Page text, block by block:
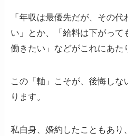
「年収は最優先だが、その
い」とか、「給料は下がって
働きたい」などがこれにあた
この「軸」こそが、後悔しな
ります。
私自身、婚約したこともあり